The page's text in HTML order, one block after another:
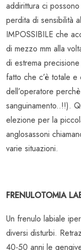
addirittura ci
perdita di sensibilità
IMPOSSIBILE che
di mezzo mm alla
di estrema
fatto che c’è totale
dell’operatore
sanguinamento..!!).
elezione per la
anglosassoni
varie situazioni.
FRENULOTOMIA
Un frenulo labiale
diversi disturbi.
40-50 anni le